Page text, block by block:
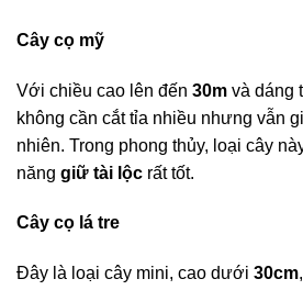
Cây cọ mỹ
Với chiều cao lên đến 30m và dáng
không cần cắt tỉa nhiều nhưng vẫn
nhiên. Trong phong thủy, loại cây
năng giữ tài lộc rất tốt.
Cây cọ lá tre
Đây là loại cây mini, cao dưới 30cm